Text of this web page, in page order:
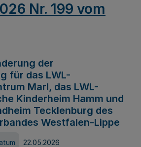
Nr. 199 vom
der
für das LWL-
Marl, das LWL-
Kinderheim Hamm und
Tecklenburg des
Westfalen-Lippe
22.05.2026